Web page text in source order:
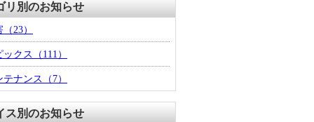
リ別のお知らせ
（23）
ックス （111）
テナンス （7）
ス別のお知らせ